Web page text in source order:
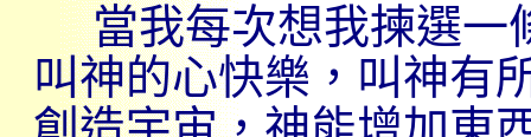
當我每次想我揀選一
叫神的心快樂，叫神有